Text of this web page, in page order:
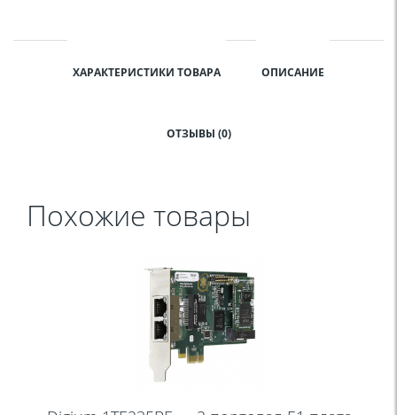
ХАРАКТЕРИСТИКИ ТОВАРА ОПИСАНИЕ
ОТЗЫВЫ (0)
Похожие товары